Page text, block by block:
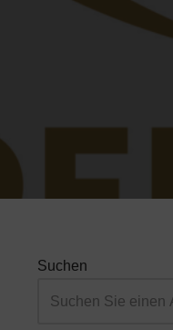
Suchen